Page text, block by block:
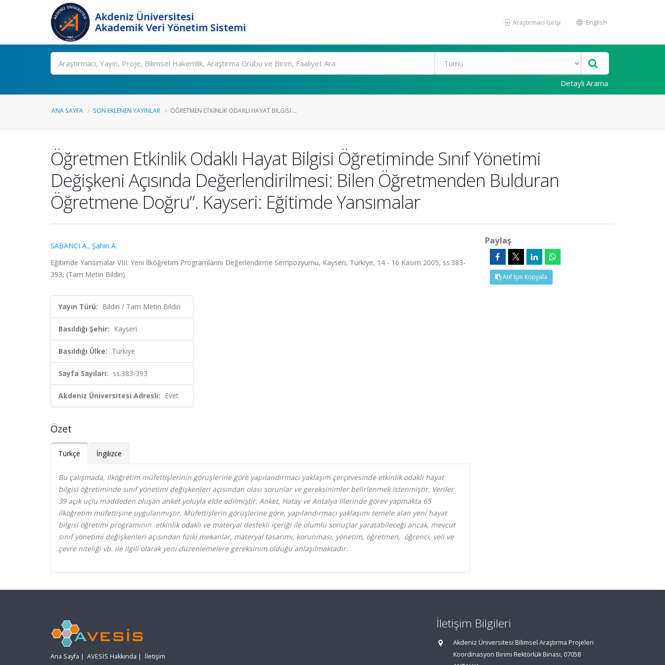
Akdeniz Üniversitesi
Akademik Veri Yönetim Sistemi
Araştırmacı Girişi English
Ara
Detaylı Arama
ANA SAYFA SON EKLENEN YAYINLAR ÖĞRETMEN ETKINLIK ODAKLI HAYAT BILGISI ...
Öğretmen Etkinlik Odaklı Hayat Bilgisi Öğretiminde Sınıf Yönetimi
Değişkeni Açısında Değerlendirilmesi: Bilen Öğretmenden Bulduran
Öğretmene Doğru”. Kayseri: Eğitimde Yansımalar
SABANCI A., Şahin A.
Eğitimde Yansımalar VIII: Yeni İlköğretim Programlarını Değerlendirme Sempozyumu, Kayseri, Türkiye, 14 - 16 Kasım 2005, ss.383-
393, (Tam Metin Bildiri)
Yayın Türü: Bildiri / Tam Metin Bildiri
Basıldığı Şehir: Kayseri
Basıldığı Ülke: Türkiye
Sayfa Sayıları: ss.383-393
Akdeniz Üniversitesi Adresli: Evet
Özet
Türkçe İngilizce
Bu çalışmada, ilköğretim müfettişlerinin görüşlerine göre yapılandırmacı yaklaşım çerçevesinde etkinlik odaklı hayat
bilgisi öğretiminde sınıf yönetimi değişkenleri açısından olası sorunlar ve gereksinimler belirlenmek istenmiştir. Veriler
39 açık uçlu maddeden oluşan anket yoluyla elde edilmiştir. Anket, Hatay ve Antalya İllerinde görev yapmakta 65
ilköğretim müfettişine uygulanmıştır. Müfettişlerin görüşlerine göre, yapılandırmacı yaklaşımı temele alan yeni hayat
bilgisi öğretimi programının etkinlik odaklı ve materyal destekli içeriği ile olumlu sonuçlar yaratabileceği ancak, mevcut
sınıf yönetimi değişkenleri açısından fiziki mekanlar, materyal tasarımı, korunması, yönetim, öğretmen, öğrenci, veli ve
çevre niteliği vb. ile ilgili olarak yeni düzenlemelere gereksinim olduğu anlaşılmaktadır.
Paylaş
Atıf İçin Kopyala
Ana Sayfa | AVESİS Hakkında | İletişim
İletişim Bilgileri
Akdeniz Üniversitesi Bilimsel Araştırma Projeleri
Koordinasyon Birimi Rektörlük Binası, 07058